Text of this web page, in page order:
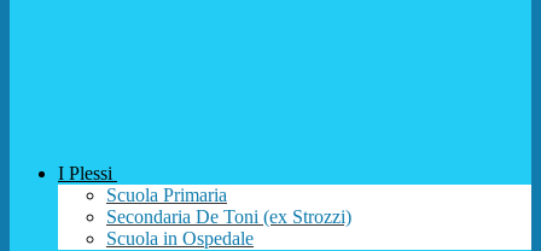
I Plessi
Scuola Primaria
Secondaria De Toni (ex Strozzi)
Scuola in Ospedale